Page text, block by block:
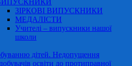
ЗІРКОВІ ВИПУСКНИКИ
МЕДАЛІСТИ
Учителі – випускники нашої
школи
дітей. Недопущення
освіти до протиправної